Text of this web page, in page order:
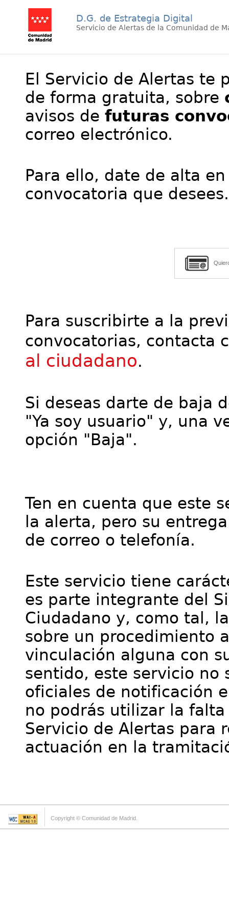
D.G. de Estrategia Digital
Servicio de Alertas de la Comunidad de
El Servicio de Alertas te
de forma gratuita, sobre
avisos de futuras
correo electrónico.
Para ello, date de alta
convocatoria que desees.
Para suscribirte a la
convocatorias, contacta
al ciudadano.
Si deseas darte de baja
"Ya soy usuario" y, una
opción "Baja".
Ten en cuenta que este
la alerta, pero su
de correo o telefonía.
Este servicio tiene
es parte integrante del
Ciudadano y, como tal,
sobre un procedimiento
vinculación alguna con
sentido, este servicio no
oficiales de notificación
no podrás utilizar la
Servicio de Alertas para
actuación en la
Copyright © Comunidad de Madrid.